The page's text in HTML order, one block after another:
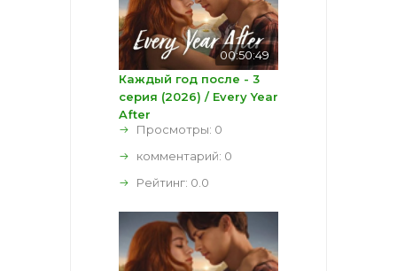
00:50:49
Каждый год после - 3
серия (2026) / Every Year
After
Просмотры: 0
комментарий: 0
Рейтинг: 0.0